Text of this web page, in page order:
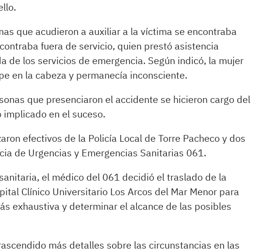
que acudieron a auxiliar a la víctima se encontraba
fuera de servicio, quien prestó asistencia
de los servicios de emergencia. Según indicó, la mujer
en la cabeza y permanecía inconsciente.
que presenciaron el accidente se hicieron cargo del
en el suceso.
efectivos de la Policía Local de Torre Pacheco y dos
de Urgencias y Emergencias Sanitarias 061.
el médico del 061 decidió el traslado de la
Clínico Universitario Los Arcos del Mar Menor para
exhaustiva y determinar el alcance de las posibles
más detalles sobre las circunstancias en las